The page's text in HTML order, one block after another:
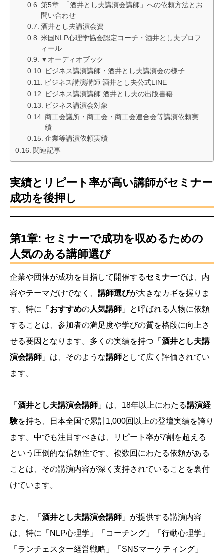
第5章: 「酒井とし夫講演会講師」への依頼方法とお
問い合わせ
酒井とし夫講演会資
米国NLP心理学協会認定コーチ・酒井とし夫プロフ
ィール
▼オーディオブック
ビジネス講演講師・酒井とし夫講演会の様子
ビジネス講演講師 酒井とし夫公式LINE
ビジネス講演講師 酒井とし夫の出版書籍
ビジネス講演会対象
商工会議所・商工会・商工会連合会等講演依頼実
績
企業等講演依頼実績
関連記事
実績とリピート率が高い講師がセミナー
成功を後押し
第1章: セミナーで成功を収めるための
人気のある講師選び
企業や団体が成功を目指して開催するセミナーでは、内
容やテーマだけでなく、 講師選びが大きなカギを握りま
す。特に「 おすすめの人気講師 」と呼ばれる人物に依頼
することは、参加者の満足度や学びの質を格段に向上さ
せる要因となります。多くの実績を持つ「 酒井とし夫講
演会講師 」は、そのような講師として広く評価されてい
ます。
「 酒井とし夫講演会講師 」は、18年以上にわたる講演経
験を持ち、日本全国で累計1,000回以上の登壇実績を誇り
ます。中でも注目すべきは、リピート率が7割を超える
という圧倒的な信頼性です。複数回にわたる依頼がある
ことは、その講演内容が深く支持されていることを裏付
けています。
また、「 酒井とし夫講演会講師 」が提供する講演内容
は、特に「NLP心理学」「コーチング」「行動心理学」
「ランチェスター経営戦略」「SNSマーケティング」